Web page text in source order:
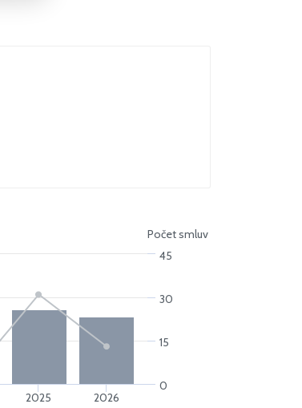
Počet smluv
2025 2026
0
15
30
45